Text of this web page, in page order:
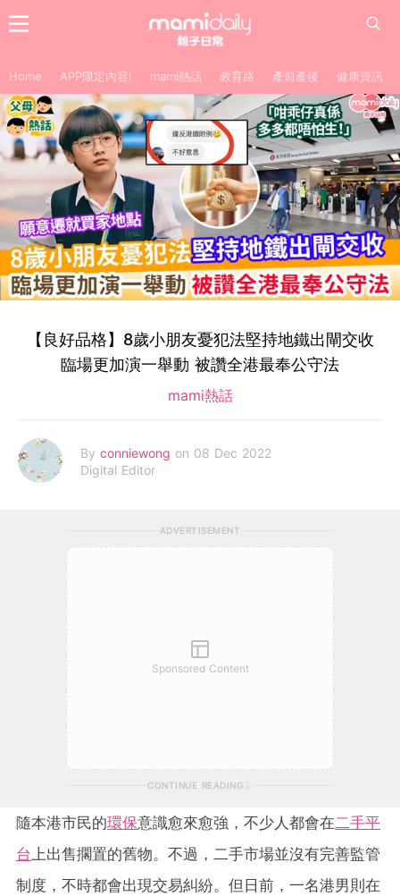
Home APP限定內容! mami熱話 教育路 產前產後 健康資訊
【良好品格】8歲小朋友憂犯法堅持地鐵出閘交收
臨場更加演一舉動 被讚全港最奉公守法
mami熱話
By conniewong on 08 Dec 2022
Digital Editor
ADVERTISEMENT
Sponsored Content
CONTINUE READING
隨本港市民的環保意識愈來愈強，不少人都會在二手平
台 上出售擱置的舊物。不過，二手市場並沒有完善監管
制度，不時都會出現交易糾紛。但日前，一名港男則在